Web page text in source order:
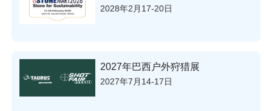
2028年2月17-20日
2027年巴西户外狩猎展
2027年7月14-17日